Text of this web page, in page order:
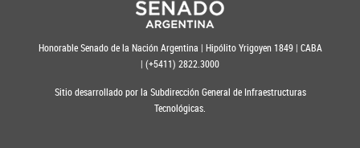
Honorable Senado de la Nación Argentina | Hipólito Yrigoyen 1849 | CABA
| (+5411) 2822.3000
Sitio desarrollado por la Subdirección General de Infraestructuras
Tecnológicas.